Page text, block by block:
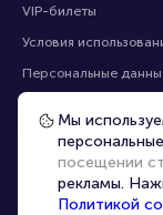
VIP-билеты
Условия
Персональные
Контакты
Карта сайта
Управление cookies
Мы
посещении
рекламы.
Политикой